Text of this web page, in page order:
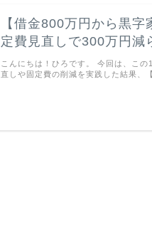
【借金800万円から黒
定費見直しで300万円減
こんにちは！ひろです。 今回は、こ
直しや固定費の削減を実践した結果、